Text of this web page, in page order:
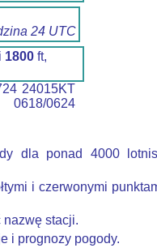
24 UTC
1800 ft,
24015KT
0624
dla ponad 4000
i czerwonymi
nazwę stacji.
i prognozy pogody.